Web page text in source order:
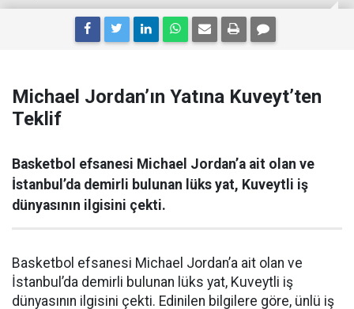
Michael Jordan’ın Yatına Kuveyt’ten
Teklif
Basketbol efsanesi Michael Jordan’a ait olan ve
İstanbul’da demirli bulunan lüks yat, Kuveytli iş
dünyasının ilgisini çekti.
Basketbol efsanesi Michael Jordan’a ait olan ve
İstanbul’da demirli bulunan lüks yat, Kuveytli iş
dünyasının ilgisini çekti. Edinilen bilgilere göre, ünlü iş